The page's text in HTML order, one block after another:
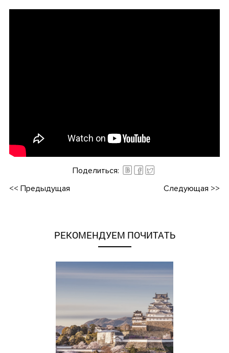
Поделиться:
<< Предыдущая Следующая >>
РЕКОМЕНДУЕМ ПОЧИТАТЬ